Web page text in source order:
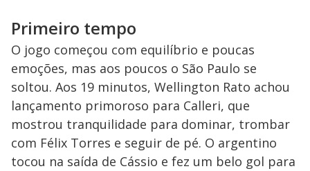
Primeiro tempo
O jogo começou com equilíbrio e poucas
emoções, mas aos poucos o São Paulo se
soltou. Aos 19 minutos, Wellington Rato achou
lançamento primoroso para Calleri, que
mostrou tranquilidade para dominar, trombar
com Félix Torres e seguir de pé. O argentino
tocou na saída de Cássio e fez um belo gol para